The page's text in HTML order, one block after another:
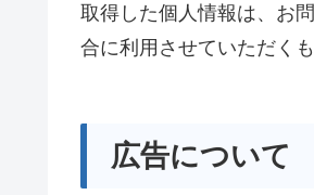
取得した個人情報は、お
合に利用させていただく
広告について